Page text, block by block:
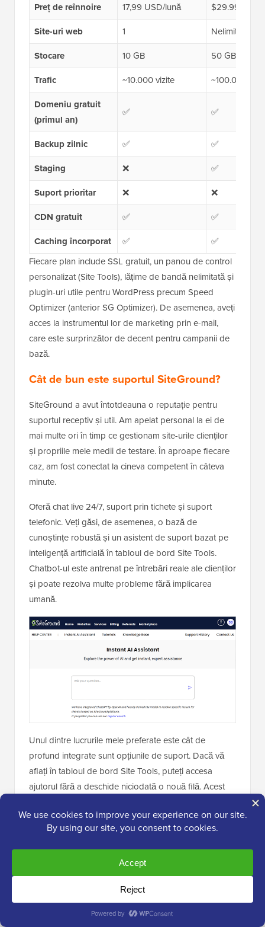
Preț de reînnoire
17,99 USD/lună
$29.99/lună
Site-uri web
1
Nelimitat
Stocare
10 GB
50 GB
Trafic
~10.000 vizite
~100.000
Domeniu gratuit
(primul an)
✅ ✅
Backup zilnic ✅
✅
Staging
❌
✅
Suport prioritar
❌
❌
CDN gratuit
✅
✅
Caching încorporat
✅
✅
Fiecare plan include SSL gratuit, un panou de control
personalizat (Site Tools), lățime de bandă nelimitată și
plugin-uri utile pentru WordPress precum Speed
Optimizer (anterior SG Optimizer). De asemenea, aveți
acces la instrumentul lor de marketing prin e-mail,
care este surprinzător de decent pentru campanii de
bază.
Cât de bun este suportul SiteGround?
SiteGround a avut întotdeauna o reputație pentru
suportul receptiv și util. Am apelat personal la ei de
mai multe ori în timp ce gestionam site-urile clienților
și propriile mele medii de testare. În aproape fiecare
caz, am fost conectat la cineva competent în câteva
minute.
Oferă chat live 24/7, suport prin tichete și suport
telefonic. Veți găsi, de asemenea, o bază de
cunoștințe robustă și un asistent de suport bazat pe
inteligență artificială în tabloul de bord Site Tools.
Chatbot-ul este antrenat pe întrebări reale ale clienților
și poate rezolva multe probleme fără implicarea
umană.
Unul dintre lucrurile mele preferate este cât de
profund integrate sunt opțiunile de suport. Dacă vă
aflați în tabloul de bord Site Tools, puteți accesa
ajutorul fără a deschide niciodată o nouă filă. Acest
De asemenea, publică sute de tutoriale bine
vă place să rezolvați singur lucrurile. Am folosit
documentația lor frecvent atunci când am antrenat
scriitori și noi membri ai echipei care lucrează la
configurări WordPress.